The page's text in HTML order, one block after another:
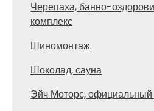
Черепаха, банно-
комплекс
Шиномонтаж
Шоколад, сауна
Эйч Моторс,